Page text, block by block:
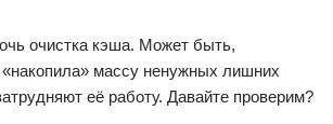
очистка кэша. Может быть,
«накопила» массу ненужных лишних
её работу. Давайте проверим?